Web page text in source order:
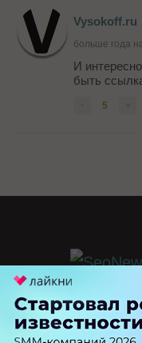
Vysokoff.ru
больше года
И
быть
5
ПЕРЕЙТИ
© SEOnews.ru